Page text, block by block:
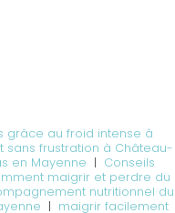
grâce au froid intense à
sans frustration à Château-
en Mayenne | Conseils
maigrir et perdre du
nutritionnel du
| maigrir facilement